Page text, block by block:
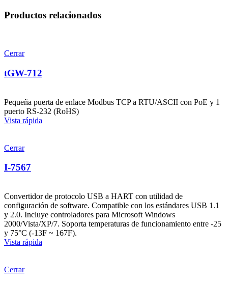
Productos relacionados
Cerrar
tGW-712
Pequeña puerta de enlace Modbus TCP a RTU/ASCII con PoE y 1
puerto RS-232 (RoHS)
Vista rápida
Cerrar
I-7567
Convertidor de protocolo USB a HART con utilidad de
configuración de software. Compatible con los estándares USB 1.1
y 2.0. Incluye controladores para Microsoft Windows
2000/Vista/XP/7. Soporta temperaturas de funcionamiento entre -25
y 75°C (-13F ~ 167F).
Vista rápida
Cerrar